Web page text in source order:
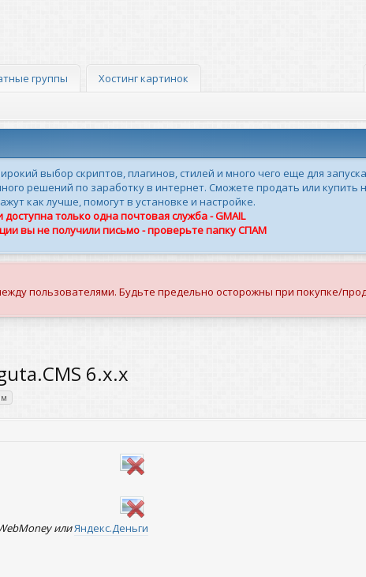
группы Хостинг картинок
выбор скриптов, плагинов, стилей и много чего еще для
решений по заработку в интернет. Сможете продать или купить
как лучше, помогут в установке и настройке.
доступна только одна почтовая служба - GMAIL
вы не получили письмо - проверьте папку СПАМ
пользователями. Будьте предельно осторожны при покупке/
6.x.x
илиЯндекс.Деньги